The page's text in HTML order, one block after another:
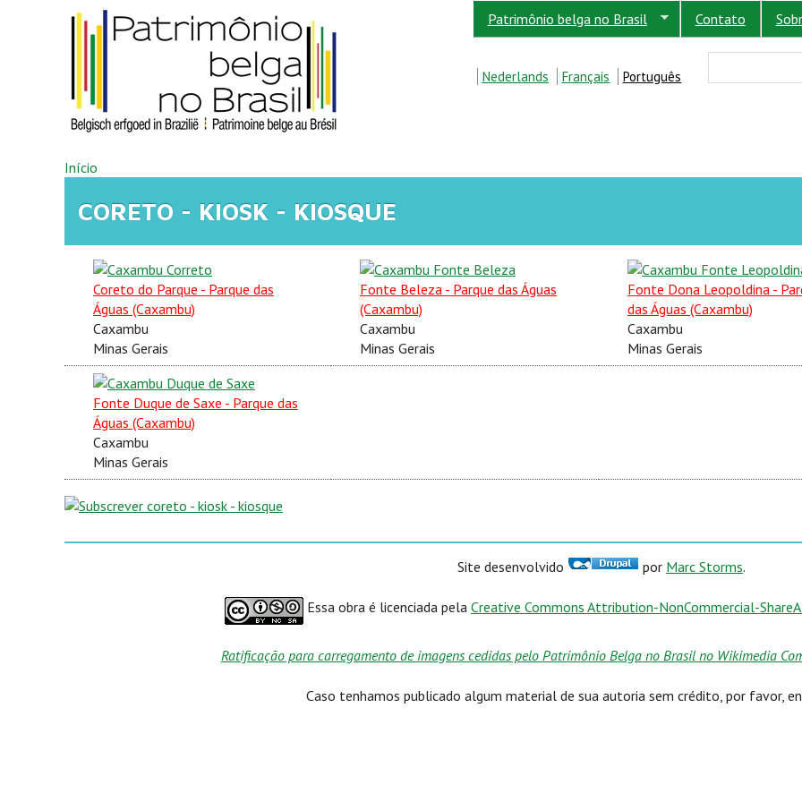
Pular para o conteúdo principal Patrimônio belga no Brasil Contato
Nederlands Français Português
VOCÊ ESTÁ AQUI
Início
CORETO - KIOSK - KIOSQUE
Coreto do Parque - Parque das
Águas (Caxambu)
Caxambu
Minas Gerais
Fonte Beleza - Parque das Águas
(Caxambu)
Caxambu
Minas Gerais
Fonte Dona Leopoldina -
das Águas (Caxambu)
Caxambu
Minas Gerais
Fonte Duque de Saxe - Parque das
Águas (Caxambu)
Caxambu
Minas Gerais
Site desenvolvido por Marc Storms.
Essa obra é licenciada pela Creative Commons Attribution-NonCommercial-
Ratificação para carregamento de imagens cedidas pelo Patrimônio Belga no Brasil no Wikimedia
Caso tenhamos publicado algum material de sua autoria sem crédito, por favor,